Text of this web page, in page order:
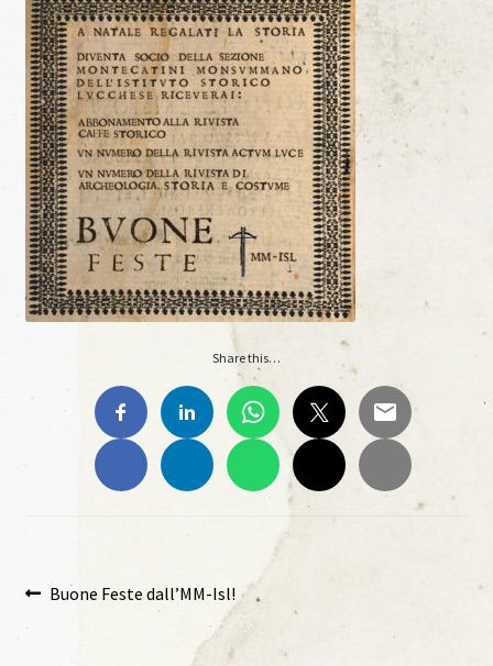
Materiale Scuola-Lavoro Liceo “C. Lorenzini”
Anno Scolastico 2017/2018
Materiale Scuola-Lavoro Liceo “C. Lorenzini”
Ante Litteram
Ante Litteram, 1, 2018
Ante Litteram, 3, 2026
Archivi Multimediali
Audioguida Le carte Svelate
Share this…
Navigazione
articoli
Articolo
Buone Feste dall’MM-Isl!